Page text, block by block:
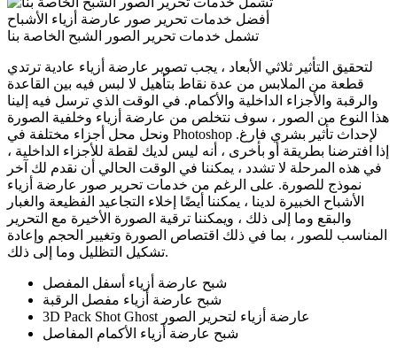
أفضل خدمات تحرير صور عارضة أزياء الأشباح
تشمل خدمات تحرير الصور الشبح الخاصة بنا
لتحقيق التأثير ثلاثي الأبعاد ، يجب تصوير عارضة أزياء عادية ترتدي
قطعة من الملابس من عدة نقاط بتأهيل لا لبس فيه بين القاعدة
والرقبة والأجزاء الداخلية والأكمام. في الوقت الذي ترسل فيه إلينا
هذا النوع من الصور ، سوف نتخلص من عارضة أزياء وخلفية الصورة
ونحل محل أجزاء مختلفة في Photoshop لإحداث تأثير بشري فارغ.
إذا افترضنا بطريقة أو بأخرى ، أنه ليس لديك لقطة للأجزاء الداخلية ،
في هذه المرحلة لا تشدد ، يمكننا في الوقت الحالي أن نقدم لك آخر
نموذج للصورة. على الرغم من خدمات تحرير صور عارضة أزياء
الأشباح الخبيرة لدينا ، يمكننا أيضًا إخلاء التجاعيد الفظيعة والغبار
والبقع وما إلى ذلك ، ويمكننا ترقية الصورة الأخيرة مع التحرير
المناسب للصور ، بما في ذلك اقتصاص الصورة وتغيير الحجم وإعادة
تشكيل التظليل وما إلى ذلك.
شبح عارضة أزياء أسفل المفصل
شبح عارضة أزياء مفصل الرقبة
3D Pack Shot Ghost عارضة أزياء لتحرير الصور
شبح عارضة أزياء الأكمام المفاصل